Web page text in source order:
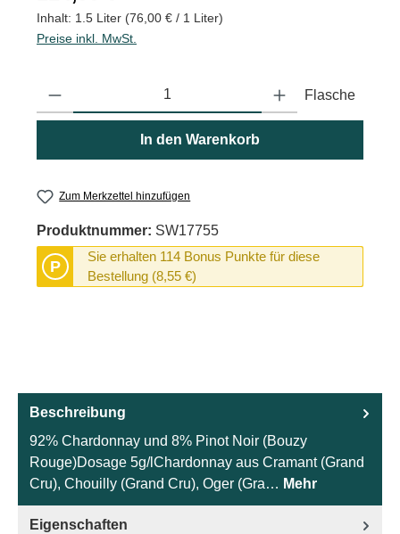
Inhalt: 1.5 Liter (76,00 € / 1 Liter)
Preise inkl. MwSt.
Produkt Anzahl: Gib den gewünschten Wert ein oder benutze
Flasche
In den Warenkorb
Zum Merkzettel hinzufügen
Produktnummer: SW17755
P
Sie erhalten 114 Bonus Punkte für diese
Bestellung (8,55 €)
Beschreibung
92% Chardonnay und 8% Pinot Noir (Bouzy
Rouge)Dosage 5g/lChardonnay aus Cramant (Grand
Cru), Chouilly (Grand Cru), Oger (Gra… Mehr
Eigenschaften